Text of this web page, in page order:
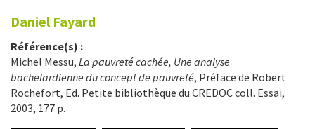
Daniel Fayard
Référence(s) :
Michel Messu, La pauvreté cachée, Une analyse
bachelardienne du concept de pauvreté, Préface de Robert
Rochefort, Ed. Petite bibliothèque du CREDOC coll. Essai,
2003, 177 p.